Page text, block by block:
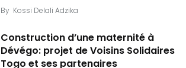
By Kossi Delali Adzika
Construction d’une maternité à
Dévégo: projet de Voisins Solidaires
Togo et ses partenaires